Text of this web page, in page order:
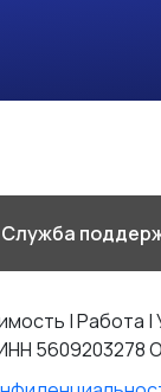
Служба
| Работа |
5609203278